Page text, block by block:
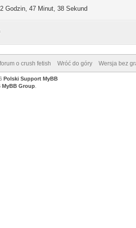
Godzin, 47 Minut, 38 Sekund
o crush fetish Wróć do góry Wersja bez
Polski Support MyBB
MyBB Group